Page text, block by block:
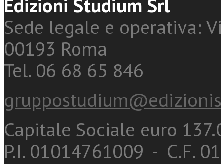
Edizioni Studium Srl
Sede legale e operativa:
00193 Roma
Tel. 06 68 65 846
Capitale Sociale euro
P.I. 01014761009 - C.F.